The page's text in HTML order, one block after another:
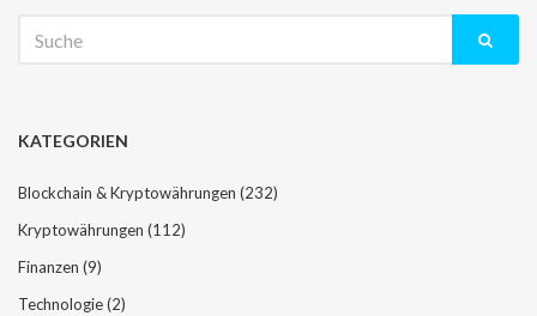
nach:
KATEGORIEN
Blockchain & Kryptowährungen (232)
Kryptowährungen (112)
Finanzen (9)
Technologie(2)